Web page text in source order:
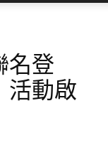
名登
活動啟